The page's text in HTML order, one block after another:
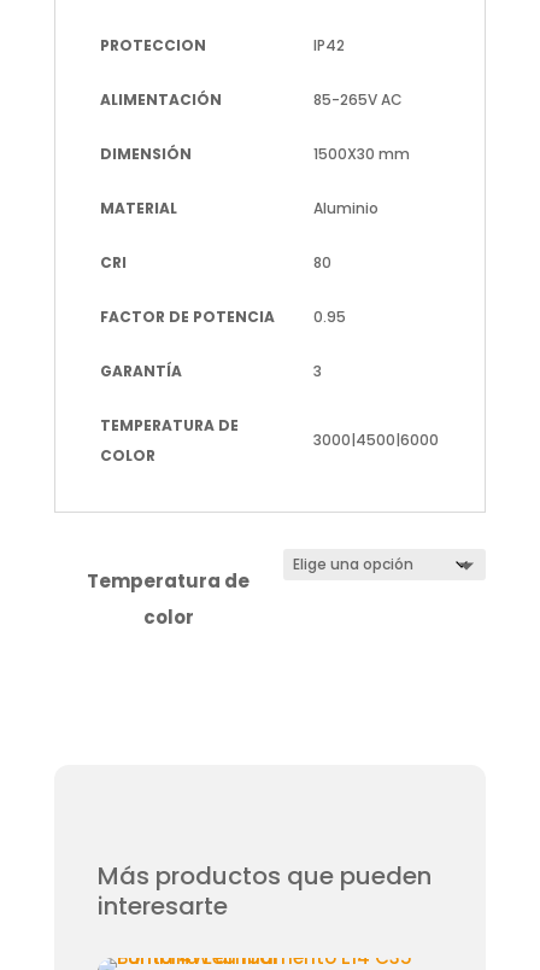
PROTECCION IP42
ALIMENTACIÓN 85-265V AC
DIMENSIÓN 1500X30 mm
MATERIAL Aluminio
CRI 80
FACTOR DE POTENCIA 0.95
GARANTÍA 3
TEMPERATURA DE
COLOR
3000|4500|6000
Temperatura de
color
Más productos que pueden
interesarte